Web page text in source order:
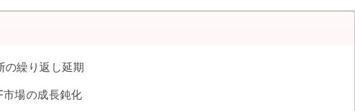
の繰り返し延期
場の成長鈍化